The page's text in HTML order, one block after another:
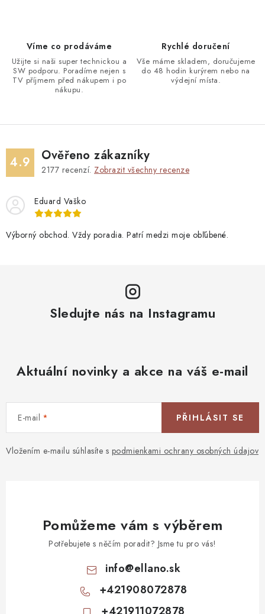
Víme co prodáváme
Užijte si naši super technickou a
SW podporu. Poradíme nejen s
TV příjmem před nákupem i po
nákupu.
Rychlé doručení
Vše máme skladem, doručujeme
do 48 hodin kurýrem nebo na
výdejní místa.
4.9 Ověřeno zákazníky
2177 recenzí. Zobrazit všechny recenze
Eduard Vaško
Výborný obchod. Vždy poradia. Patrí medzi moje obľúbené.
Sledujte nás na Instagramu
Aktuální novinky a akce na váš e-mail
E-mail
Vložením e-mailu súhlasíte s podmienkami ochrany osobných údajov
PŘIHLÁSIT SE
Pomůžeme vám s výběrem
Potřebujete s něčím poradit? Jsme tu pro vás!
info@ellano.sk
+421908072878
+421911072878